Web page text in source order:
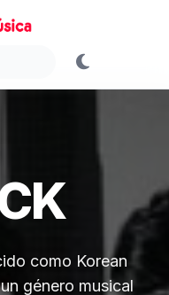
como Korean
género musical